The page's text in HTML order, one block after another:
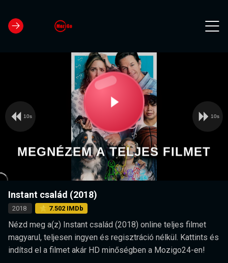
loading.
Play
Video
10s 10s
MEGNÉZEM A TELJES FILMET
Instant család (2018)
2018 ⭐ 7.502 IMDb
Nézd meg a(z) Instant család (2018) online teljes filmet
magyarul, teljesen ingyen és regisztráció nélkül. Kattints és
indítsd el a filmet akár HD minőségben a Mozigo24-en!